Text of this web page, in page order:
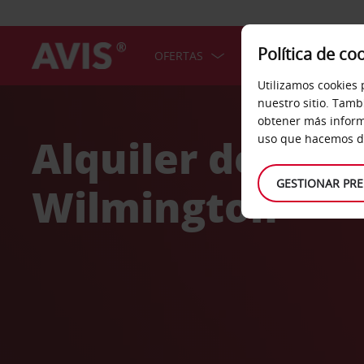
OFERTAS COCHES
Alquiler de
Wilmington
Política de
Utilizamos
nuestro sitio.
obtener más
uso que hacemos
GESTIONAR